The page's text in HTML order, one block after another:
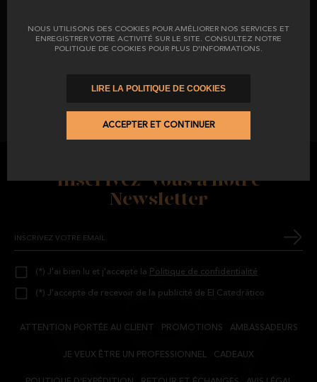
NOUS UTILISONS DES COOKIES POUR AMÉLIORER NOS SERVICES ET
ENREGISTRER VOTRE ACTIVITÉ SUR LE SITE. CONSULTEZ NOTRE
POLITIQUE DE COOKIES POUR PLUS D'INFORMATIONS.
ACCEPTER ET CONTINUER
DONT LES SUCRES 5.0 G.
Inscrivez-vous à notre
Newsletter
(*) J'ai bien lu et j'accepte la Politique de confidentialité
(*) J'accepte de recevoir de la publicité de El Catedrático
ATTENTION PORTÉE AU CLIENT PROMOTIONS AMBASSADEURS
JE VEUX ÊTRE UN PROFESSIONNEL CADEAUX
LIRE LA POLITIQUE DE COOKIES